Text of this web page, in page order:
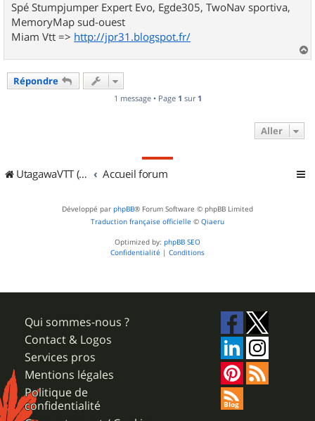
Spé Stumpjumper Expert Evo, Egde305, TwoNav sportiva,
MemoryMap sud-ouest
Miam Vtt => http://jpr31.blogspot.fr/
a
Répondre
1 message • Page 1 sur 1
Aller
UtagawaVTT (Randos VTT et VTTAE avec traces GPS) Accueil forum
Développé par phpBB® Forum Software © phpBB Limited
Traduction française officielle © Qiaeru
Optimized by: phpBB SEO
Confidentialité | Conditions
Qui sommes-nous ?
Contact & Logos
Services pros
Mentions légales
Politique de
confidentialité